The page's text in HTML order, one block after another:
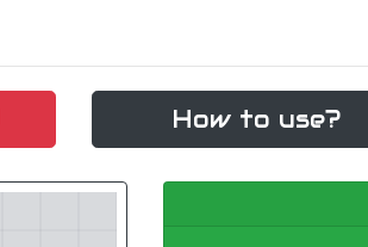
How to use?